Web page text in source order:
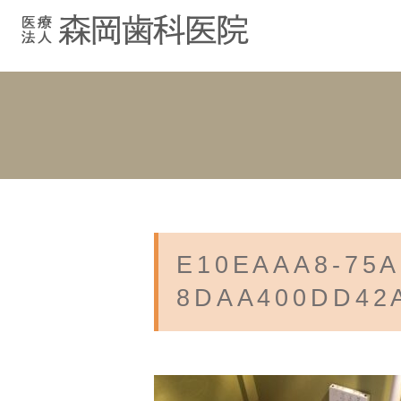
むし歯治療
小児歯科
院長紹介 院内紹介
院長ブログ スタッフブ
E10EAAA8-